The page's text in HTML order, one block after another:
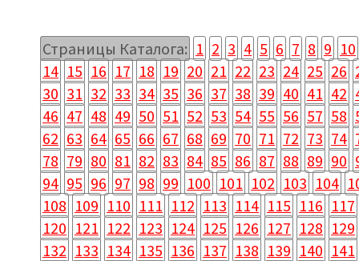
Страницы Каталога: 1 2 3 4 5 6 7 8 9 10
14 15 16 17 18 19 20 21 22 23 24 25 26
30 31 32 33 34 35 36 37 38 39 40 41 42
46 47 48 49 50 51 52 53 54 55 56 57 58
62 63 64 65 66 67 68 69 70 71 72 73 74
78 79 80 81 82 83 84 85 86 87 88 89 90
94 95 96 97 98 99 100 101 102 103 104
108 109 110 111 112 113 114 115 116 117
120 121 122 123 124 125 126 127 128 129
132 133 134 135 136 137 138 139 140 141